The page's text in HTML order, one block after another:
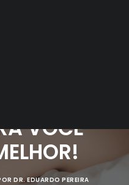
VOCÊ
DR. EDUARDO PEREIRA